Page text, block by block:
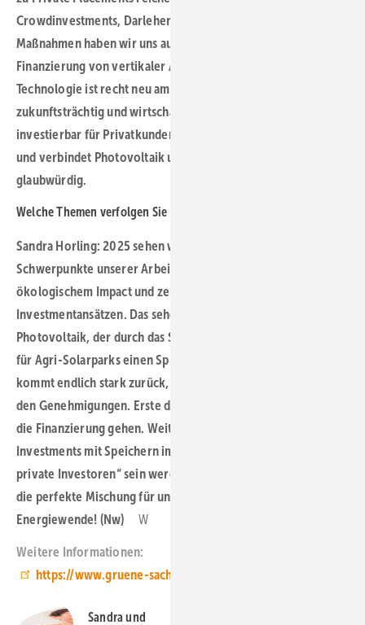
Crowdinvestments, Darlehenvergaben und Private-Equity-
Maßnahmen haben wir uns auch zu einem Spezialisten in der
Finanzierung von vertikaler Agri-PV entwickelt. Diese
Technologie ist recht neu am Solarmarkt, aber
zukunftsträchtig und wirtschaftlich darstellbar; sie ist
investierbar für Privatkunden und institutionelle Investoren
und verbindet Photovoltaik und Landwirtschaft endlich
glaubwürdig.
Welche Themen verfolgen Sie künftig?
Sandra Horling: 2025 sehen wir gleich mehrere spannende
Schwerpunkte unserer Arbeit – wir wollen Themen mit
ökologischem Impact und zeitgemäßen guten
Investmentansätzen. Das sehen wir im Bereich Agri-
Photovoltaik, der durch das Solarpaket 1 und neue EEG-Tarife
für Agri-Solarparks einen Sprung machen wird. Die Windkraft
kommt endlich stark zurück, 2024 gab es einen Rekord bei
den Genehmigungen. Erste dieser Projekte werden 2025 in
die Finanzierung gehen. Weiterhin glauben wir, dass erste
Investments mit Speichern im deutschen Strommarkt „reif für
private Investoren“ sein werden. Sonne, Wind und Speicher –
die perfekte Mischung für unsere Investoren und für die
Energiewende! (Nw) W
Weitere Informationen:
https://www.gruene-sachwerte.de/
Sandra und